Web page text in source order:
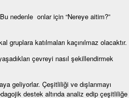
nedenle onlar için “Nereye aitim?”
katılmaları kaçınılmaz olacaktır.
çevreyi nasıl şekillendirmek
geliyorlar. Çeşitliliği ve dışlanmayı
destek altında analiz edip çeşitliliğe